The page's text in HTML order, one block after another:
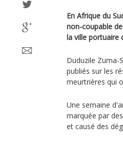
En Afrique du
non-coupable
la ville portuaire
Duduzile Zuma-
publiés sur les
meurtrières qui
Une semaine
marquée par
et causé des